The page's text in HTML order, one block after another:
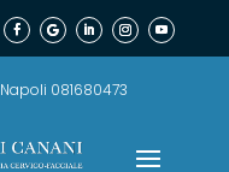
Napoli 081680473